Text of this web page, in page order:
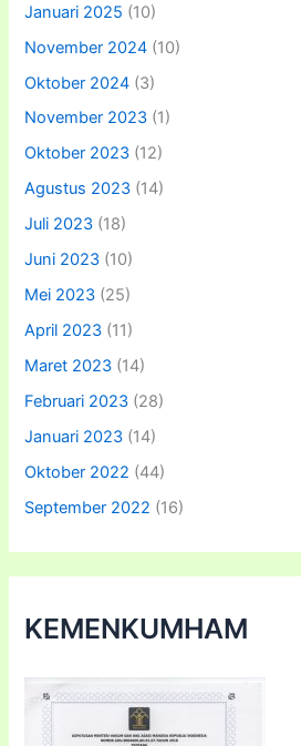
Januari 2025 (10)
November 2024 (10)
Oktober 2024 (3)
November 2023 (1)
Oktober 2023 (12)
Agustus 2023 (14)
Juli 2023 (18)
Juni 2023 (10)
Mei 2023 (25)
April 2023 (11)
Maret 2023 (14)
Februari 2023 (28)
Januari 2023 (14)
Oktober 2022 (44)
September 2022 (16)
KEMENKUMHAM